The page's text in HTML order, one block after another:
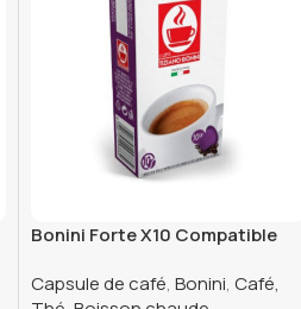
Bonini Forte X10 Compatible
Capsule de café, Bonini, Café,